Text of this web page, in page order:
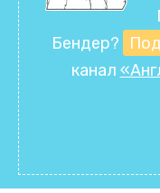
Бендер?
канал